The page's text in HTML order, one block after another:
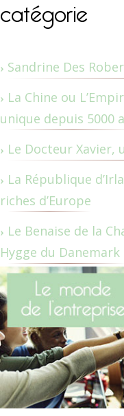
Sandrine Des
La Chine ou
unique depuis 5000
Le Docteur Xavier,
La République
riches d’Europe
Le Benaise de la
Hygge du Danemark